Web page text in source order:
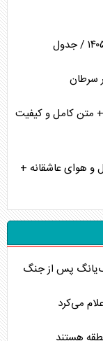
سرطان
+ متن کامل و کیفیت
و هوای عاشقانه +
پس از جنگ
می‌کرد